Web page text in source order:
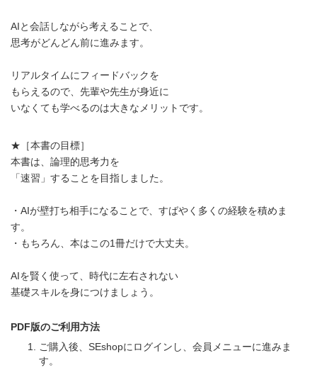
AIと会話しながら考えることで、
思考がどんどん前に進みます。
リアルタイムにフィードバックを
もらえるので、先輩や先生が身近に
いなくても学べるのは大きなメリットです。
★［本書の目標］
本書は、論理的思考力を
「速習」することを目指しました。
・AIが壁打ち相手になることで、すばやく多くの経験を積めま
す。
・もちろん、本はこの1冊だけで大丈夫。
AIを賢く使って、時代に左右されない
基礎スキルを身につけましょう。
PDF版のご利用方法
ご購入後、SEshopにログインし、会員メニューに進みま
す。